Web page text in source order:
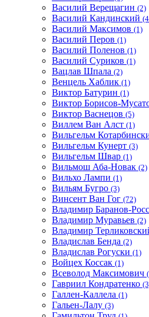
Василий Верещагин (2)
Василий Кандинский
Василий Максимов (1)
Василий Перов (1)
Василий Поленов (1)
Василий Суриков (1)
Вацлав Шпала (2)
Венцель Хаблик (1)
Виктор Батурин (1)
Виктор Борисов-
Виктор Васнецов (5)
Виллем Ван Алст (1)
Вильгельм
Вильгельм Кунерт (3)
Вильгельм Швар (1)
Вильмош Аба-Новак (2)
Вильхо Лампи (1)
Вильям Бугро (3)
Винсент Ван Гог (72)
Владимир Баранов-
Владимир Муравьев (2)
Владимир
Владислав Бенда (2)
Владислав Рогуски (1)
Войцех Коссак (1)
Всеволод Максимович
Гавриил Кондратенко
Галлен-Каллела (1)
Гальен-Лалу (3)